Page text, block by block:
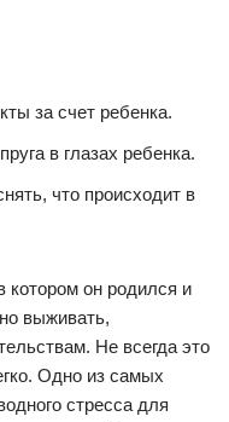
за счет ребенка.
в глазах ребенка.
что происходит в
котором он родился и
выживать,
Не всегда это
Одно из самых
стресса для